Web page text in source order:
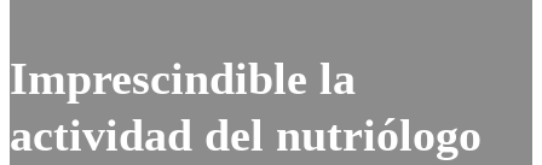
Imprescindible la
actividad del nutriólogo